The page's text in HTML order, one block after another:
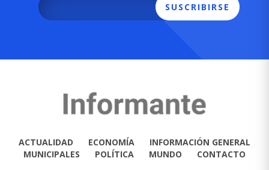
SUSCRIBIRSE
ACTUALIDAD ECONOMÍA
INFORMACIÓN GENERAL
MUNICIPALES
POLÍTICA MUNDO CONTACTO